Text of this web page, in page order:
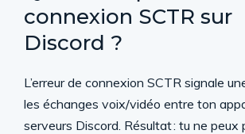
connexion SCTR sur
Discord ?
L’erreur de connexion SCTR signale
les échanges voix/vidéo entre ton
serveurs Discord. Résultat : tu ne peux